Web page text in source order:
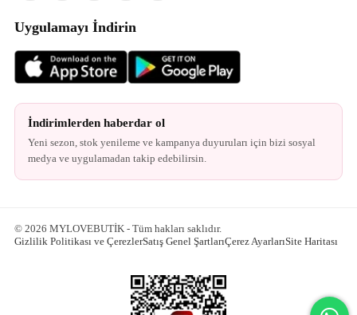
Uygulamayı İndirin
İndirimlerden haberdar ol
Yeni sezon, stok yenileme ve kampanya duyuruları için bizi sosyal
medya ve uygulamadan takip edebilirsin.
© 2026 MYLOVEBUTİK - Tüm hakları saklıdır.
Gizlilik Politikası ve ÇerezlerSatış Genel ŞartlarıÇerez AyarlarıSite Haritası